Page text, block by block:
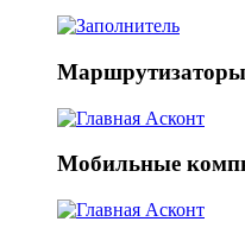
Маршрутизаторы
Мобильные